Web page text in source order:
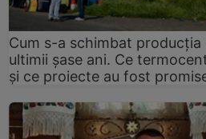
Cum s-a schimbat producția
ultimii șase ani. Ce
și ce proiecte au fost